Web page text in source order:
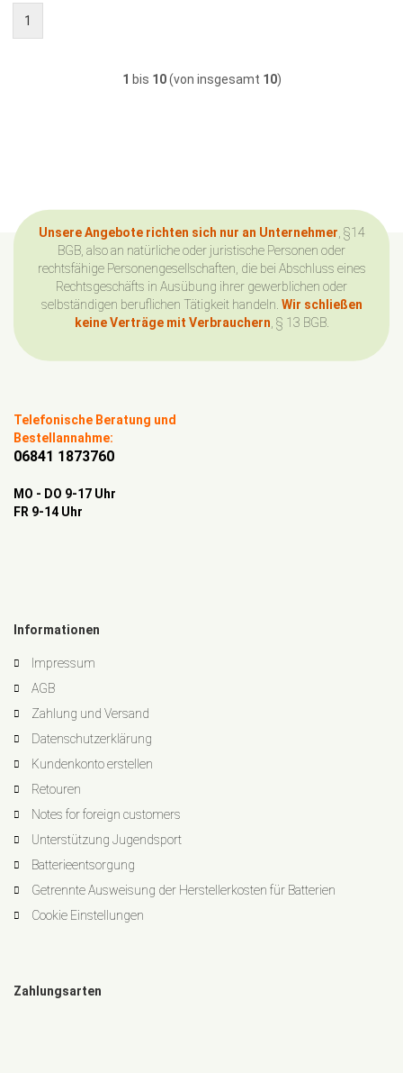
1
1 bis 10(von insgesamt 10)
Unsere Angebote richten sich nur an Unternehmer , §14
BGB, also an natürliche oder juristische Personen oder
rechtsfähige Personengesellschaften, die bei Abschluss eines
Rechtsgeschäfts in Ausübung ihrer gewerblichen oder
selbständigen beruflichen Tätigkeit handeln. Wir schließen
keine Verträge mit Verbrauchern , § 13 BGB.
Telefonische Beratung und
Bestellannahme:
06841 1873760
MO - DO 9-17 Uhr
FR 9-14 Uhr
Informationen
Impressum
AGB
Zahlung und Versand
Datenschutzerklärung
Kundenkonto erstellen
Retouren
Notes for foreign customers
Unterstützung Jugendsport
Batterieentsorgung
Getrennte Ausweisung der Herstellerkosten für Batterien
Cookie Einstellungen
Zahlungsarten